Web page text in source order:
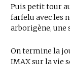
Puis petit tour
farfelu avec les
arborigène, une
On termine la
IMAX sur la vie